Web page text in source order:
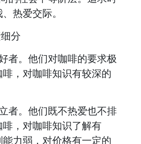
热爱交际。
分
者。他们对咖啡的要求极
，对咖啡知识有较深的
者。他们既不热爱也不排
，对咖啡知识了解有
力弱，对价格有一定的